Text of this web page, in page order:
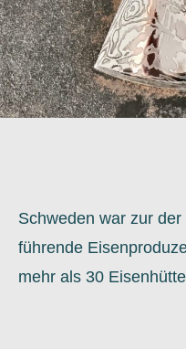
Schweden war zur
führende
mehr als 30